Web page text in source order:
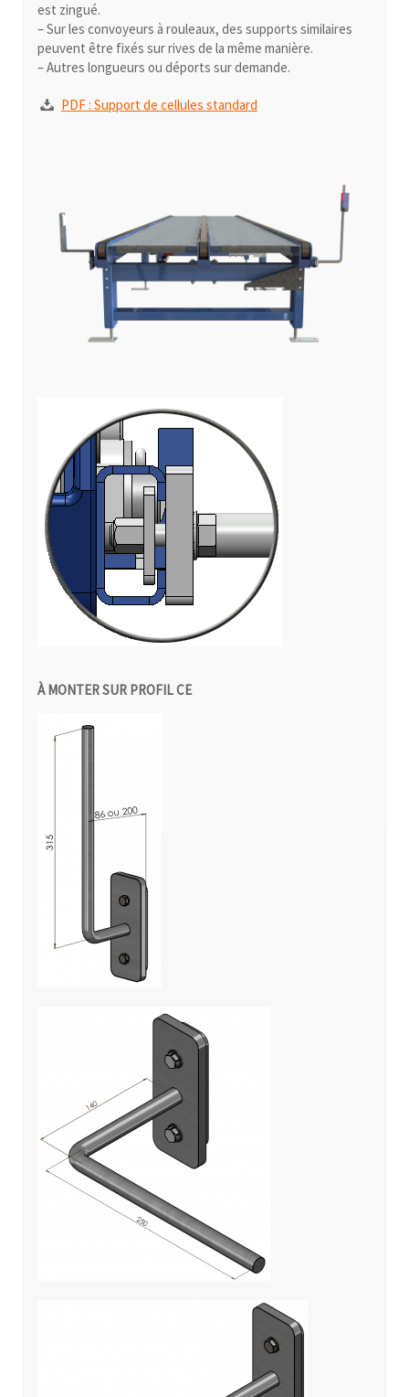
est zingué.
– Sur les convoyeurs à rouleaux, des supports similaires
peuvent être fixés sur rives de la même manière.
– Autres longueurs ou déports sur demande.
PDF : Support de cellules standard
À MONTER SUR PROFIL CE